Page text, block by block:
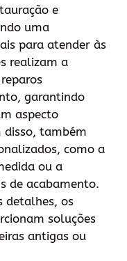
e
uma
para atender às
realizam a
garantindo
aspecto
disso, também
como a
ou a
de acabamento.
detalhes, os
soluções
antigas ou